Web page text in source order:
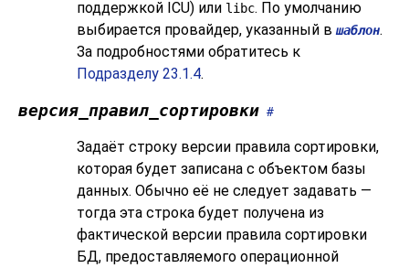
поддержкой ICU) или libc. По умолчанию
выбирается провайдер, указанный в шаблон.
За подробностями обратитесь к
Подразделу 23.1.4.
версия_правил_сортировки #
Задаёт строку версии правила сортировки,
которая будет записана с объектом базы
данных. Обычно её не следует задавать —
тогда эта строка будет получена из
фактической версии правила сортировки
БД, предоставляемого операционной